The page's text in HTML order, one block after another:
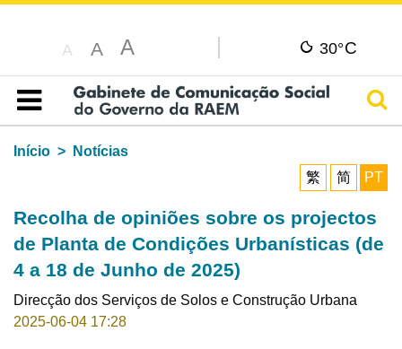
A A A 30°C
Índice
Início
Notícias
繁
简 PT
Recolha de opiniões sobre os projectos
de Planta de Condições Urbanísticas (de
4 a 18 de Junho de 2025)
Direcção dos Serviços de Solos e Construção Urbana
2025-06-04 17:28